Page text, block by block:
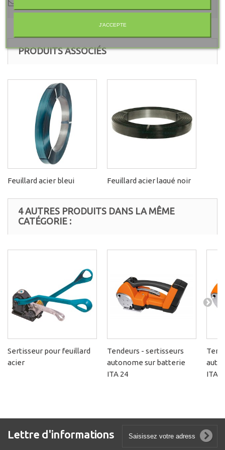
PRODUITS ASSOCIÉS
Feuillard acier bleui Feuillard acier laqué noir
4 AUTRES PRODUITS DANS LA MÊME
CATÉGORIE :
Sertisseur pour feuillard
acier
Tendeurs - sertisseurs
autonome sur batterie
ITA 24
ITA
Lettre d'informations
J'ACCEPTE